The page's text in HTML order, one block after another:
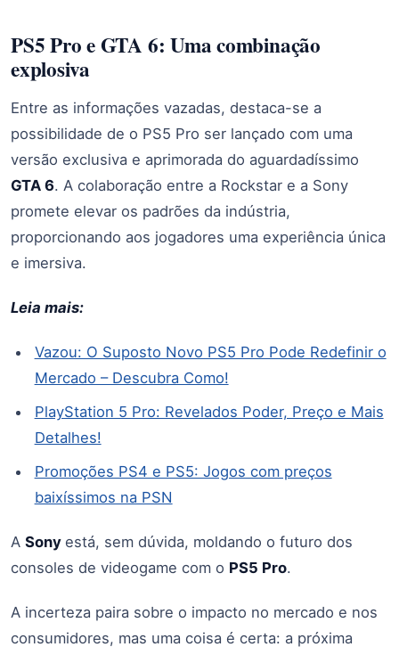
PS5 Pro e GTA 6: Uma combinação
explosiva
Entre as informações vazadas, destaca-se a
possibilidade de o PS5 Pro ser lançado com uma
versão exclusiva e aprimorada do aguardadíssimo
GTA 6. A colaboração entre a Rockstar e a Sony
promete elevar os padrões da indústria,
proporcionando aos jogadores uma experiência única
e imersiva.
Leia mais:
Vazou: O Suposto Novo PS5 Pro Pode Redefinir o
Mercado – Descubra Como!
PlayStation 5 Pro: Revelados Poder, Preço e Mais
Detalhes!
Promoções PS4 e PS5: Jogos com preços
baixíssimos na PSN
A Sony está, sem dúvida, moldando o futuro dos
consoles de videogame com o PS5 Pro.
A incerteza paira sobre o impacto no mercado e nos
consumidores, mas uma coisa é certa: a próxima